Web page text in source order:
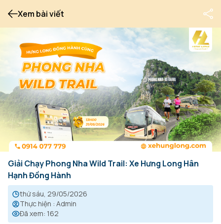
Xem bài viết
Giải Chạy Phong Nha Wild Trail: Xe Hưng Long Hân
Hạnh Đồng Hành
thứ sáu, 29/05/2026
Thực hiện : Admin
Đã xem: 162